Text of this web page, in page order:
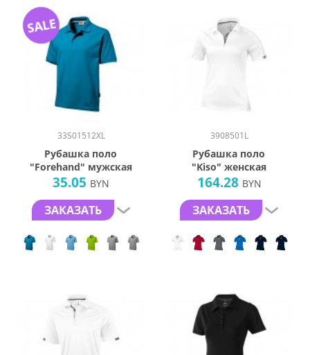
33S01512XL
Рубашка поло
"Forehand" мужская
35.05 BYN
ЗАКАЗАТЬ
SALE
3908501L
Рубашка поло
"Kiso" женская
164.28 BYN
ЗАКАЗАТЬ